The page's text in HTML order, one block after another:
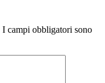
I campi obbligatori sono